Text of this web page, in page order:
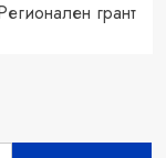
грант